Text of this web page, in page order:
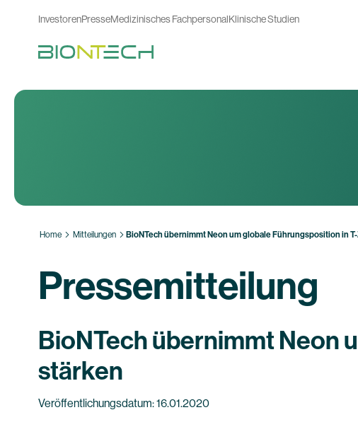
InvestorenPresseMedizinisches FachpersonalKlinische Studien
Home Mitteilungen BioNTech übernimmt Neon um globale Führungsposition in
Pressemitteilung
BioNTech übernimmt Neon
stärken
Veröffentlichungsdatum: 16.01.2020